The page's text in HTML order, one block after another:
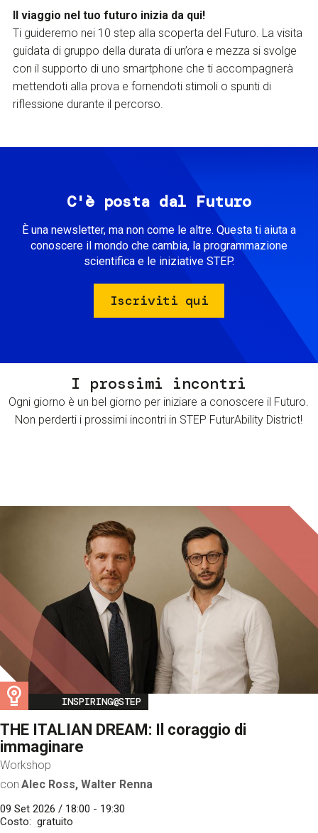
Il viaggio nel tuo futuro inizia da qui!
Ti guideremo nei 10 step alla scoperta del Futuro. La visita
guidata di gruppo della durata di un’ora e mezza si svolge
con il supporto di uno smartphone che ti accompagnerà
mettendoti alla prova e fornendoti stimoli o spunti di
riflessione durante il percorso.
C'è posta dal Futuro
È una newsletter, ma non come le altre. Questa ti aiuta a
conoscere il mondo che cambia, la programmazione
scientifica e le iniziative STEP.
Iscriviti qui
I prossimi incontri
Ogni giorno è un bel giorno per iniziare a conoscere il Futuro.
Non perderti i prossimi incontri in STEP FuturAbility District!
Image
INSPIRING@STEP
THE ITALIAN DREAM: Il coraggio di
immaginare
Workshop
con Alec Ross, Walter Renna
09 Set 2026 / 18:00 - 19:30
Costo
gratuito